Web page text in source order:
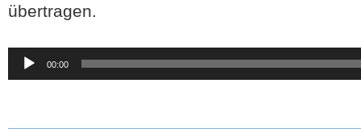
übertragen.
Audio-
Player
00:00